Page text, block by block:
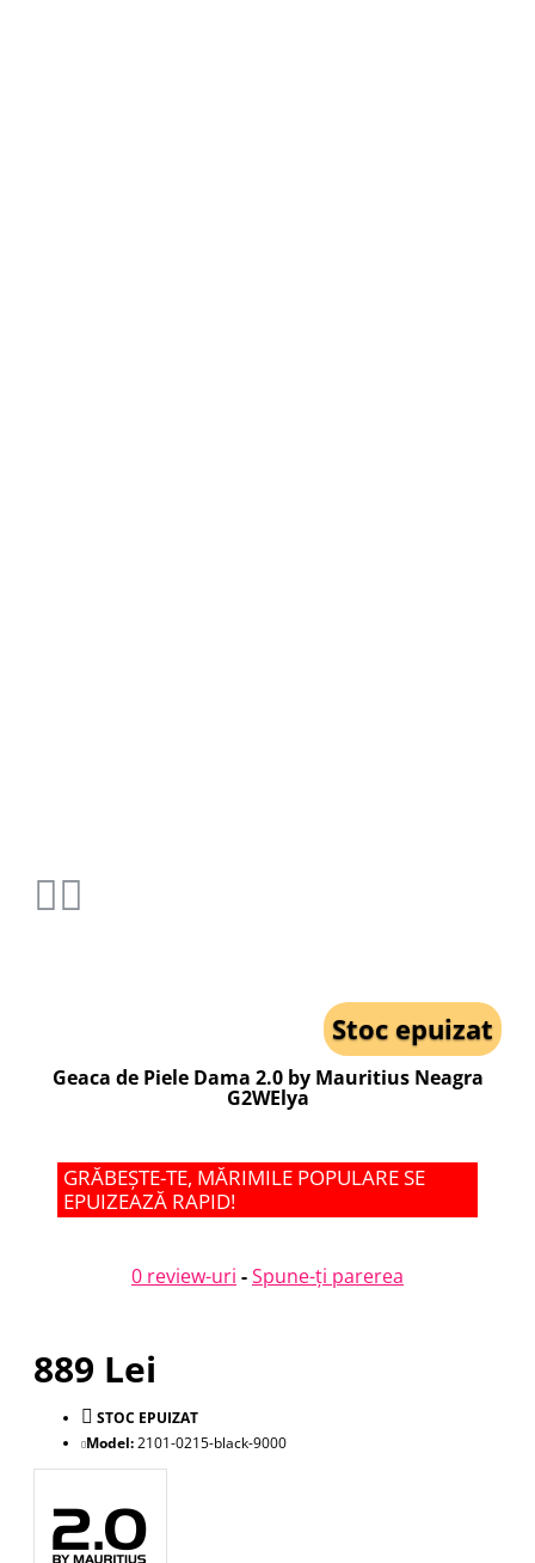
Stoc epuizat
Geaca de Piele Dama 2.0 by Mauritius Neagra
G2WElya
GRĂBEȘTE-TE, MĂRIMILE POPULARE SE
EPUIZEAZĂ RAPID!
0 review-uri -Spune-ţi parerea
889 Lei
STOC EPUIZAT
Model:2101-0215-black-9000